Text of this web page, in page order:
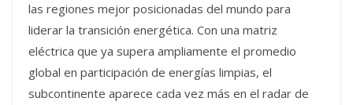
las regiones mejor posicionadas del mundo para
liderar la transición energética. Con una matriz
eléctrica que ya supera ampliamente el promedio
global en participación de energías limpias, el
subcontinente aparece cada vez más en el radar de